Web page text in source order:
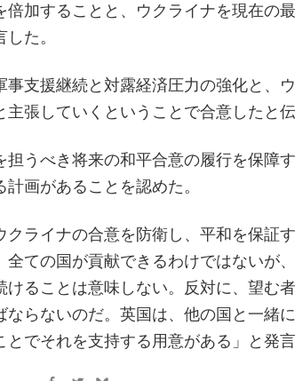
倍加することと、ウクライナを現在の
た。
事支援継続と対露経済圧力の強化と、
張していくということで合意したと伝
担うべき将来の和平合意の履行を保障
画があることを認めた。
クライナの合意を防衛し、平和を保証
ての国が貢献できるわけではないが、
ることは意味しない。反対に、望む
らないのだ。英国は、他の国と一緒
でそれを支持する用意がある」と発言